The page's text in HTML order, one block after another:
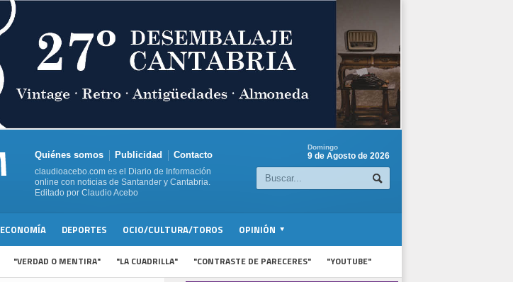
Quiénes somos Publicidad Contacto
claudioacebo.com es el Diario de Información
online con noticias de Santander y Cantabria.
Editado por Claudio Acebo
Domingo
9 de Agosto de 2026
ECONOMÍA DEPORTES OCIO/CULTURA/TOROS OPINIÓN
"VERDAD O MENTIRA" "LA CUADRILLA" "CONTRASTE DE PARECERES" "YOUTUBE"